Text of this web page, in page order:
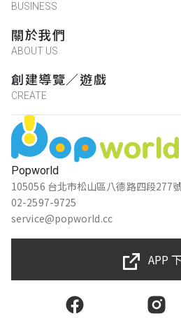
林玟綺
很有趣！不太恐怖，但
松田奇雍
2024-07-22 16:56:49
非常好玩 就是劇情有點
玩完後起雞皮疙瘩
2024-05-29 12:47:50
Popworld
105056 台北市松山區八德路四段277
02-2597-9725
service@popworld.cc
BUSINESS
關於我們
ABOUT US
創建導覽／遊戲
CREATE
APP